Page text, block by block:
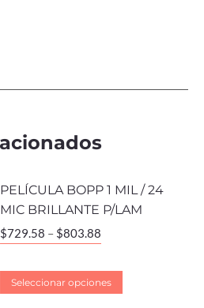
PELÍCULA BOPP 1 MIL / 24
MIC BRILLANTE P/LAM
$729.58 – $803.88
Seleccionar opciones